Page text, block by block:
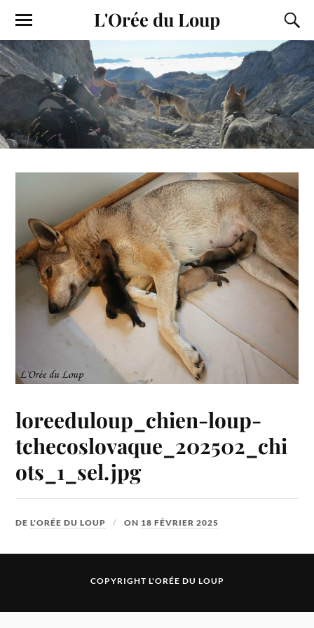
L'Orée du Loup
loreeduloup_chien-loup-
tchecoslovaque_202502_chi
ots_1_sel.jpg
DEL'ORÉE DU LOUP ON 18 FÉVRIER 2025
COPYRIGHT L'ORÉE DU LOUP